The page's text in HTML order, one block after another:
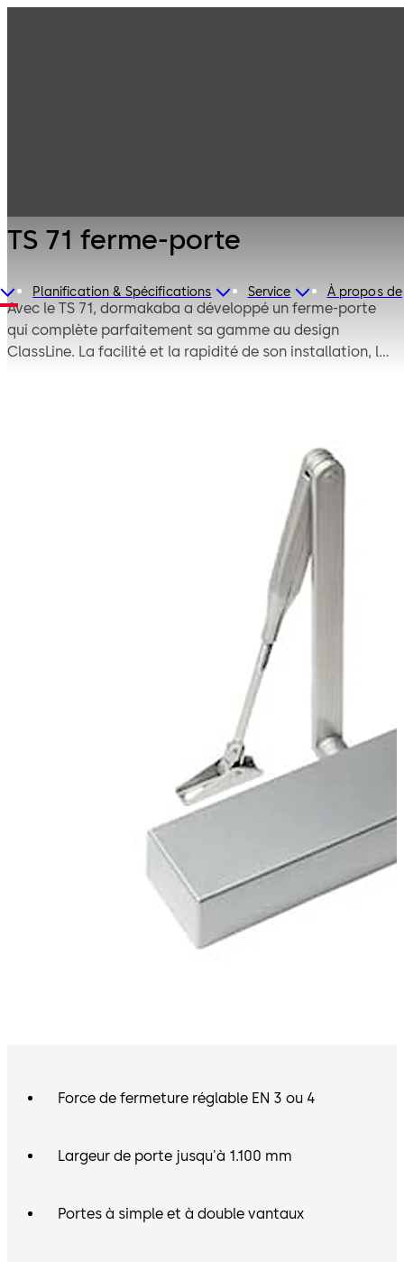
Planification & Spécifications Service À propos de
TS 71 ferme-porte
Avec le TS 71, dormakaba a développé un ferme-porte
qui complète parfaitement sa gamme au design
ClassLine. La facilité et la rapidité de son installation, le
Force de fermeture réglable EN 3 ou 4
Largeur de porte jusqu'à 1.100 mm
Portes à simple et à double vantaux